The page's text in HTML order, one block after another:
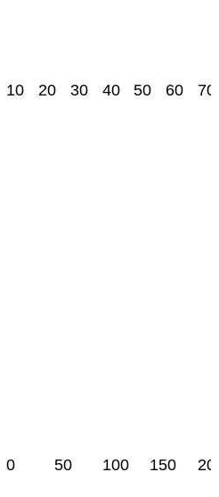
10 20 30 40 50 60 70
0 50 100 150